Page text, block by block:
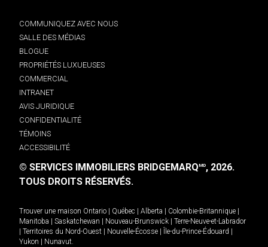
COMMUNIQUEZ AVEC NOUS
SALLE DES MÉDIAS
BLOGUE
PROPRIÉTÉS LUXUEUSES
COMMERCIAL
INTRANET
AVIS JURIDIQUE
CONFIDENTIALITÉ
TÉMOINS
ACCESSIBILITÉ
© SERVICES IMMOBILIERS BRIDGEMARQMD, 2026.
TOUS DROITS RÉSERVÉS.
Trouver une maison Ontario Québec Alberta Colombie-Britannique
Manitoba
Saskatchewan Nouveau-Brunswick
Terre-Neuve-et-Labrador
Territoires du Nord-Ouest Nouvelle-Écosse Île-du-Prince-Édouard
Yukon
Nunavut.